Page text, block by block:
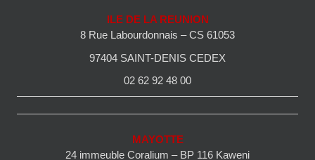
ILE DE LA REUNION
8 Rue Labourdonnais – CS 61053
97404 SAINT-DENIS CEDEX
02 62 92 48 00
MAYOTTE
24 immeuble Coralium – BP 116 Kaweni